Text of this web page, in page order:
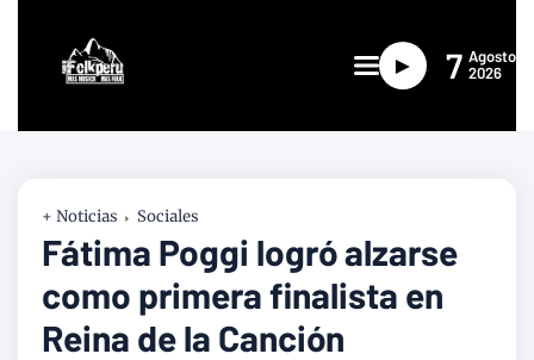
► 7 Agosto
2026
+ Noticias Sociales
Fátima Poggi logró alzarse
como primera finalista en
Reina de la Canción